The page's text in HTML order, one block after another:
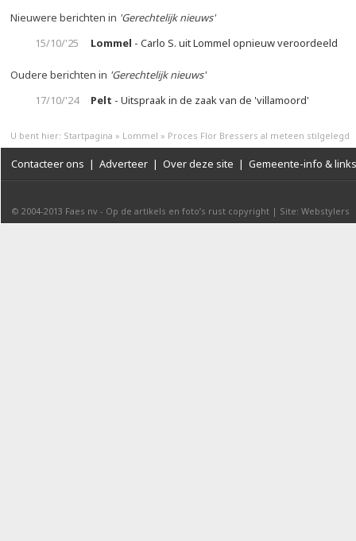
Nieuwere berichten in 'Gerechtelijk nieuws'
15/10/'25
Lommel - Carlo S. uit Lommel opnieuw veroordeeld
Oudere berichten in 'Gerechtelijk nieuws'
17/10/'24
Pelt - Uitspraak in de zaak van de 'villamoord'
U bent hier: Startpagina » Lommel » Proces Flor Bressers al meteen stilgelegd
Contacteer ons | Adverteer | Over deze site | Gemeente-info & links
© 2004-2013 Faes nv - Op de artikels en foto’s rust copyright | Site: Webstylers